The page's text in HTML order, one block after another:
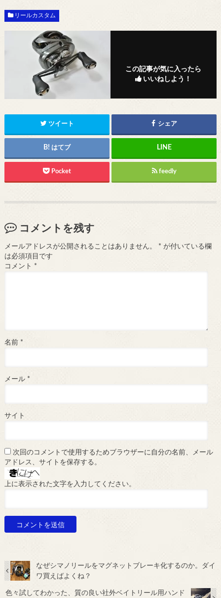
リールカスタム
この記事が気に入ったら
いいねしよう！
ツイート シェア
はてブ
Pocket feedly
コメントを残す
メールアドレスが公開されることはありません。 * が付いている欄
は必須項目です
コメント *
名前 *
メール *
サイト
次回のコメントで使用するためブラウザーに自分の名前、メール
アドレス、サイトを保存する。
上に表示された文字を入力してください。
なぜシマノリールをマグネットブレーキ化するのか。ダイ
ワ買えばよくね？
色々試してわかった、質の良い社外ベイトリール用ハンド